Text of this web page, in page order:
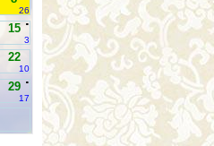
26
.
15
3
22
10
.
29
17